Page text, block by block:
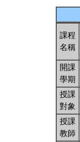
課程
名稱
開課
學期
授課
對象
授課
教師